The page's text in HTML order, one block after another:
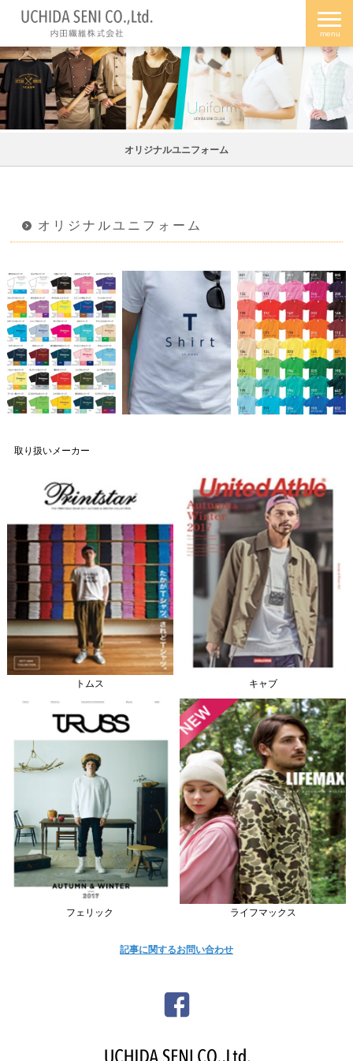
オリジナルユニフォーム
オリジナルユニフォーム
取り扱いメーカー
トムス キャブ
フェリック ライフマックス
記事に関するお問い合わせ